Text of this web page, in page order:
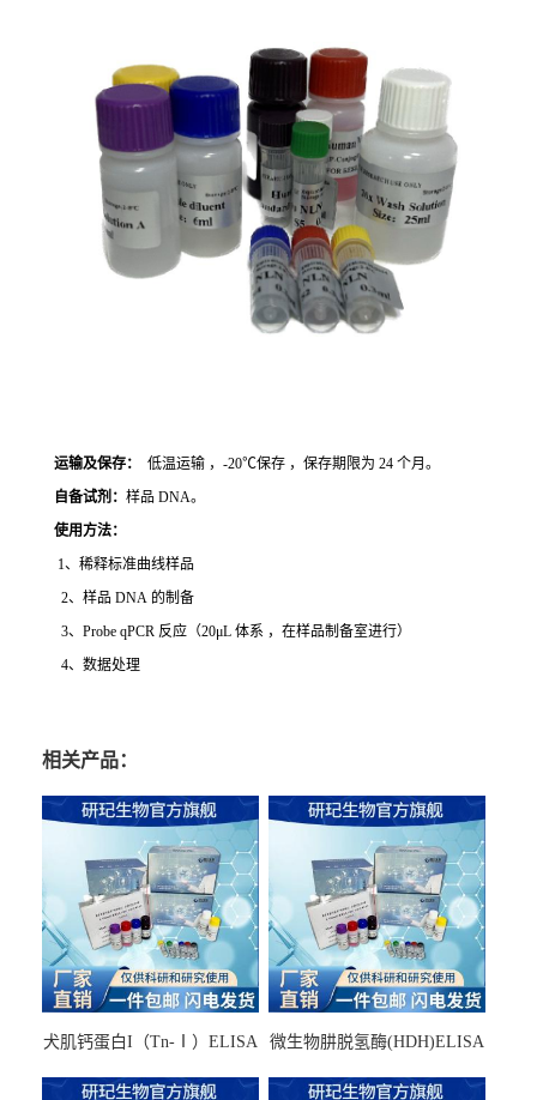
运输及保存：
低温运输 ，-20℃保存 ，保存期限为 24 个月。
自备试剂： 样品 DNA。
使用方法：
1、稀释标准曲线样品
2、样品 DNA 的制备
3、Probe qPCR 反应（20μL 体系 ，在样品制备室进行）
4、数据处理
相关产品：
犬肌钙蛋白I（Tn-Ⅰ）ELISA
微生物肼脱氢酶(HDH)ELISA